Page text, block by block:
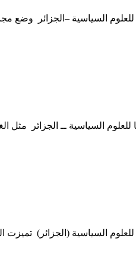
السياسية ــ الجزائر
السياسية (الجزائر)